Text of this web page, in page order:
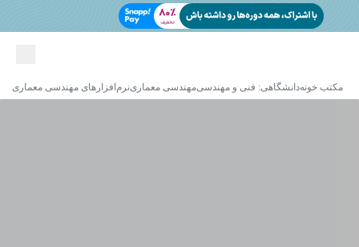
مکتب خونهدانشگاهی: فنی و مهندسیمهندسی معمارینرم‌افزارهای مهندسی معماری